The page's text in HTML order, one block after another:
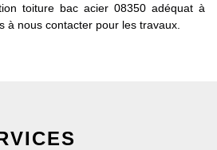
toiture bac acier 08350 adéquat à
à nous contacter pour les travaux.